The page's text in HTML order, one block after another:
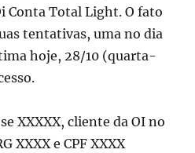
Conta Total Light. O fato
tentativas, uma no dia
hoje, 28/10 (quarta-
XXXXX, cliente da OI no
XXXX e CPF XXXX